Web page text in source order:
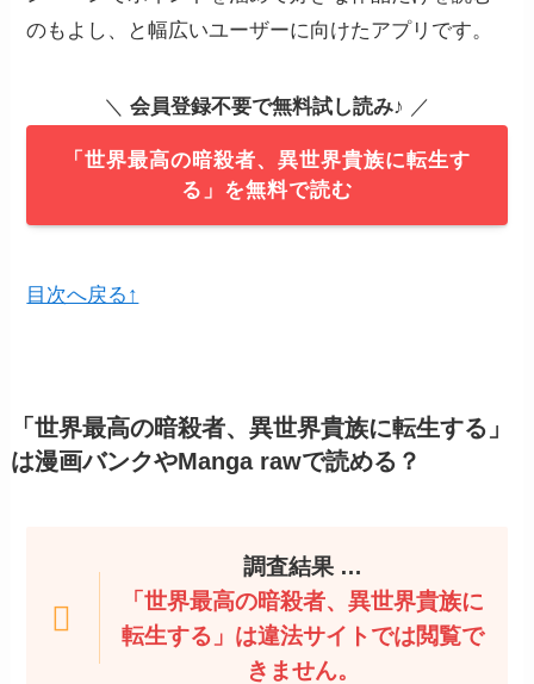
のもよし、と幅広いユーザーに向けたアプリです。
＼ 会員登録不要で無料試し読み♪ ／
「世界最高の暗殺者、異世界貴族に転生す
る」を無料で読む
目次へ戻る↑
「世界最高の暗殺者、異世界貴族に転生する」
は漫画バンクやManga rawで読める？
調査結果 …
「世界最高の暗殺者、異世界貴族に
転生する」は違法サイトでは閲覧で
きません。